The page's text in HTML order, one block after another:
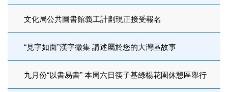
文化局公共圖書館義工計劃現正接受報名
“見字如面”漢字徵集 講述屬於您的大灣區故事
九月份“以書易書” 本周六日筷子基綠楊花園休憩區舉行